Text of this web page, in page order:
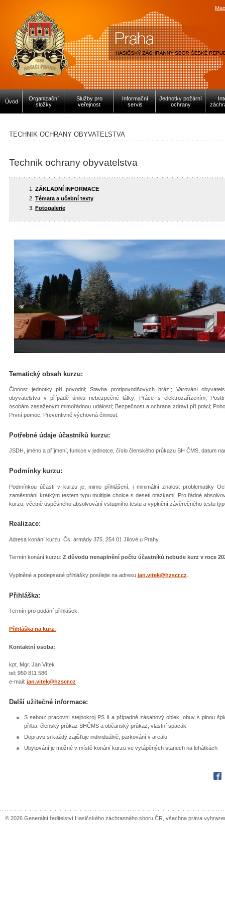
Úvod
Organizační
složky
Služby pro
veřejnost
Informační
servis
Jednotky požární
ochrany
TECHNIK OCHRANY OBYVATELSTVA
Technik ochrany obyvatelstva
ZÁKLADNÍ INFORMACE
Témata a učební texty
Fotogalerie
Tematický obsah kurzu:
Činnost jednotky při povodni; Stavba protipovodňových hrází; Varování
obyvatelstva v případě úniku nebezpečné látky; Práce s elektrozařízením;
osobám zasaženým mimořádnou událostí; Bezpečnost a ochrana zdraví při práci;
První pomoc; Preventivně výchovná činnost.
Potřebné údaje účastníků kurzu:
JSDH, jméno a příjmení, funkce v jednotce, číslo členského průkazu SH ČMS, datum
Podmínky kurzu:
Podmínkou účasti v kurzu je, mimo přihlášení, i minimální znalost problematiky
zaměstnání krátkým testem typu multiple choice s deseti otázkami. Pro řádné
kurzu, včetně úspěšného absolvování vstupního testu a vyplnění závěrečného testu
Realizace:
Adresa konání kurzu: Čs. armády 375, 254 01 Jílové u Prahy
Termín konání kurzu: Z důvodu nenaplnění počtu účastníků nebude kurz v roce
Vyplněné a podepsané přihlášky posílejte na adresu jan.vitek@hzscr.cz
Přihláška:
Termín pro podání přihlášek:
Přihláška na kurz.
Kontaktní osoba:
kpt. Mgr. Jan Vítek
tel: 950 811 586
e-mail: jan.vitek@hzscr.cz
Další užitečné informace:
S sebou: pracovní stejnokroj PS II a případně zásahový oblek, obuv s plnou
přilba, členský průkaz SHČMS a občanský průkaz, vlastní spacák
Dopravu si každý zajišťuje individuálně, parkování v areálu
Ubytování je možné v místě konání kurzu ve vytápěných stanech na lehátkách
© 2026 Generální ředitelství Hasičského záchranného sboru ČR, všechna práva